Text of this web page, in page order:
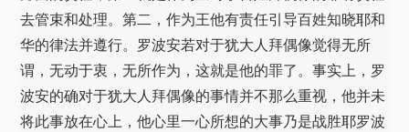
去管束和处理。第二，作为王他有责任引导百姓知晓耶和
华的律法并遵行。罗波安若对于犹大人拜偶像觉得无所
谓，无动于衷，无所作为，这就是他的罪了。事实上，罗
波安的确对于犹大人拜偶像的事情并不那么重视，他并未
将此事放在心上，他心里一心所想的大事乃是战胜耶罗波